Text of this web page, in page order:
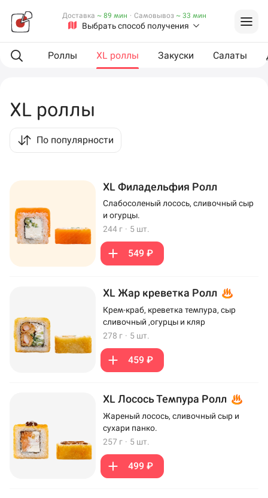
Выбрать способ получения
Доставка ~ 89 мин · Самовывоз ~ 33 мин
сеты Роллы XL роллы Закуски Салаты
XL роллы
По популярности
XL Филадельфия Ролл
Слабосоленый лосось, сливочный сыр
и огурцы.
244 г · 5 шт.
549 ₽
XL Жар креветка Ролл
Крем-краб, креветка темпура, сыр
сливочный ,огурцы и кляр
278 г · 5 шт.
459 ₽
XL Лосось Темпура Ролл
Жареный лосось, сливочный сыр и
сухари панко.
257 г · 5 шт.
499 ₽